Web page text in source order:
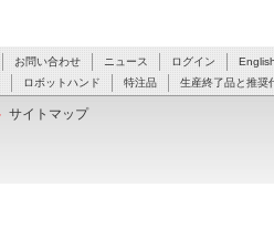
お問い合わせ ニュース ログイン
ロボットハンド 特注品 生産終了品と推奨
サイトマップ